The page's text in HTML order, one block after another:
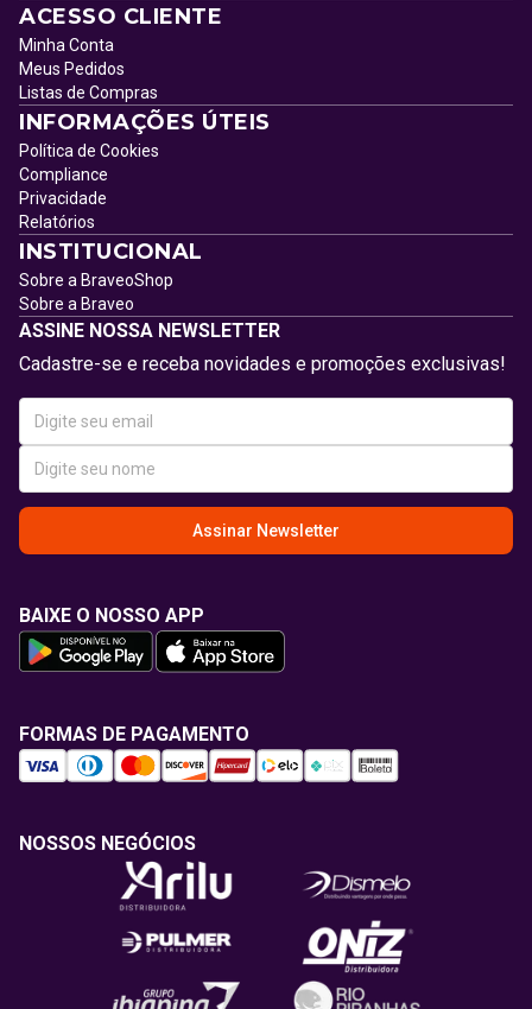
ACESSO CLIENTE
Minha Conta
Meus Pedidos
Listas de Compras
INFORMAÇÕES ÚTEIS
Política de Cookies
Compliance
Privacidade
Relatórios
INSTITUCIONAL
Sobre a BraveoShop
Sobre a Braveo
ASSINE NOSSA NEWSLETTER
Cadastre-se e receba novidades e promoções exclusivas!
Assinar Newsletter
BAIXE O NOSSO APP
FORMAS DE PAGAMENTO
NOSSOS NEGÓCIOS